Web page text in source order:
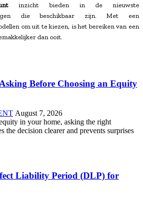
inzicht bieden in de nieuwste
die beschikbaar zijn. Met een
om uit te kiezen, is het bereiken van een
dan ooit.
Before Choosing an Equity
August 7, 2026
in your home, asking the right
the decision clearer and prevents surprises
Liability Period (DLP) for